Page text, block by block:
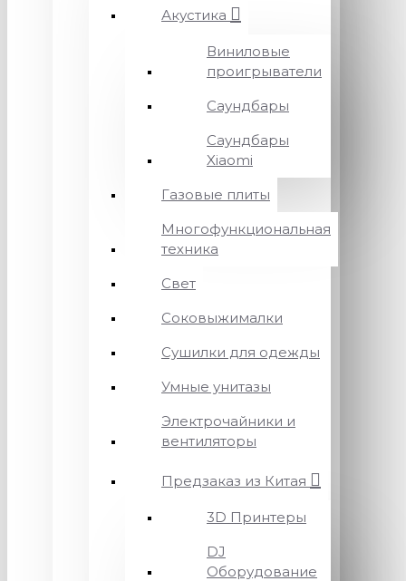
Акустика
Виниловые
проигрыватели
Саундбары
Саундбары
Xiaomi
Газовые плиты
Многофункциональная
техника
Свет
Соковыжималки
Сушилки для одежды
Умные унитазы
Электрочайники и
вентиляторы
Предзаказ из Китая
3D Принтеры
DJ
Оборудование